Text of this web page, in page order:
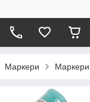
Маркери Маркери